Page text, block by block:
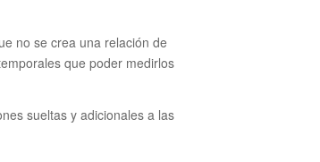
no se crea una relación de
que poder medirlos
sueltas y adicionales a las